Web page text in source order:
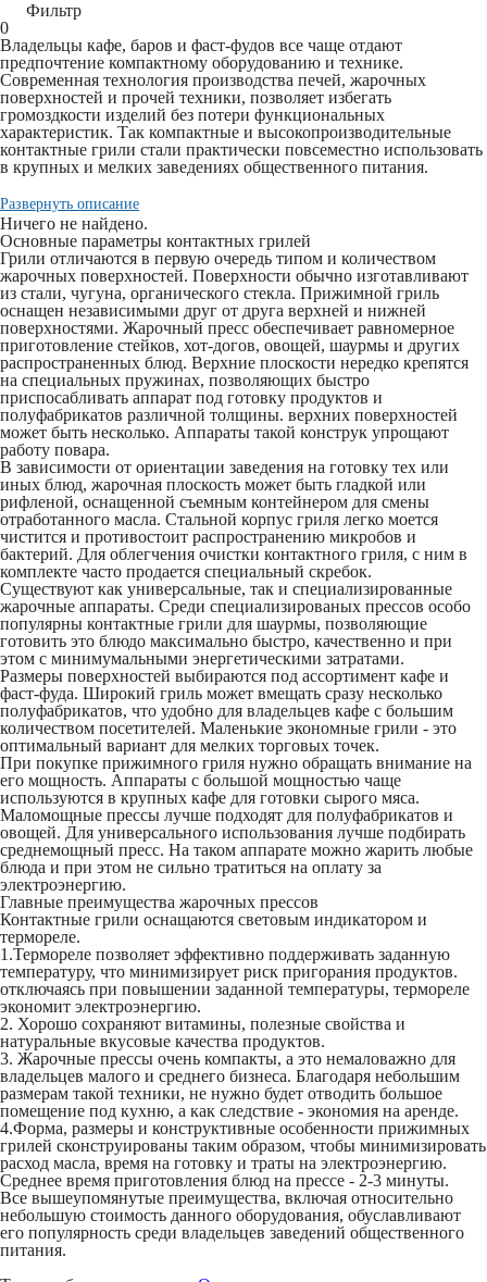
Фильтр
0
Владельцы кафе, баров и фаст-фудов все чаще отдают
предпочтение компактному оборудованию и технике.
Современная технология производства печей, жарочных
поверхностей и прочей техники, позволяет избегать
громоздкости изделий без потери функциональных
характеристик. Так компактные и высокопроизводительные
контактные грили стали практически повсеместно использовать
в крупных и мелких заведениях общественного питания.
Развернуть описание
Ничего не найдено.
Основные параметры контактных грилей
Грили отличаются в первую очередь типом и количеством
жарочных поверхностей. Поверхности обычно изготавливают
из стали, чугуна, органического стекла. Прижимной гриль
оснащен независимыми друг от друга верхней и нижней
поверхностями. Жарочный пресс обеспечивает равномерное
приготовление стейков, хот-догов, овощей, шаурмы и других
распространенных блюд. Верхние плоскости нередко крепятся
на специальных пружинах, позволяющих быстро
приспосабливать аппарат под готовку продуктов и
полуфабрикатов различной толщины. верхних поверхностей
может быть несколько. Аппараты такой конструк упрощают
работу повара.
В зависимости от ориентации заведения на готовку тех или
иных блюд, жарочная плоскость может быть гладкой или
рифленой, оснащенной съемным контейнером для смены
отработанного масла. Стальной корпус гриля легко моется
чистится и противостоит распространению микробов и
бактерий. Для облегчения очистки контактного гриля, с ним в
комплекте часто продается специальный скребок.
Существуют как универсальные, так и специализированные
жарочные аппараты. Среди специализированых прессов особо
популярны контактные грили для шаурмы, позволяющие
готовить это блюдо максимально быстро, качественно и при
этом с минимумальными энергетическими затратами.
Размеры поверхностей выбираются под ассортимент кафе и
фаст-фуда. Широкий гриль может вмещать сразу несколько
полуфабрикатов, что удобно для владельцев кафе с большим
количеством посетителей. Маленькие экономные грили - это
оптимальный вариант для мелких торговых точек.
При покупке прижимного гриля нужно обращать внимание на
его мощность. Аппараты с большой мощностью чаще
используются в крупных кафе для готовки сырого мяса.
Маломощные прессы лучше подходят для полуфабрикатов и
овощей. Для универсального использования лучше подбирать
среднемощный пресс. На таком аппарате можно жарить любые
блюда и при этом не сильно тратиться на оплату за
электроэнергию.
Главные преимущества жарочных прессов
Контактные грили оснащаются световым индикатором и
термореле.
1.Термореле позволяет эффективно поддерживать заданную
температуру, что минимизирует риск пригорания продуктов.
отключаясь при повышении заданной температуры, термореле
экономит электроэнергию.
2. Хорошо сохраняют витамины, полезные свойства и
натуральные вкусовые качества продуктов.
3. Жарочные прессы очень компакты, а это немаловажно для
владельцев малого и среднего бизнеса. Благодаря небольшим
размерам такой техники, не нужно будет отводить большое
помещение под кухню, а как следствие - экономия на аренде.
4.Форма, размеры и конструктивные особенности прижимных
грилей сконструированы таким образом, чтобы минимизировать
расход масла, время на готовку и траты на электроэнергию.
Среднее время приготовления блюд на прессе - 2-3 минуты.
Все вышеупомянутые преимущества, включая относительно
небольшую стоимость данного оборудования, обуславливают
его популярность среди владельцев заведений общественного
питания.